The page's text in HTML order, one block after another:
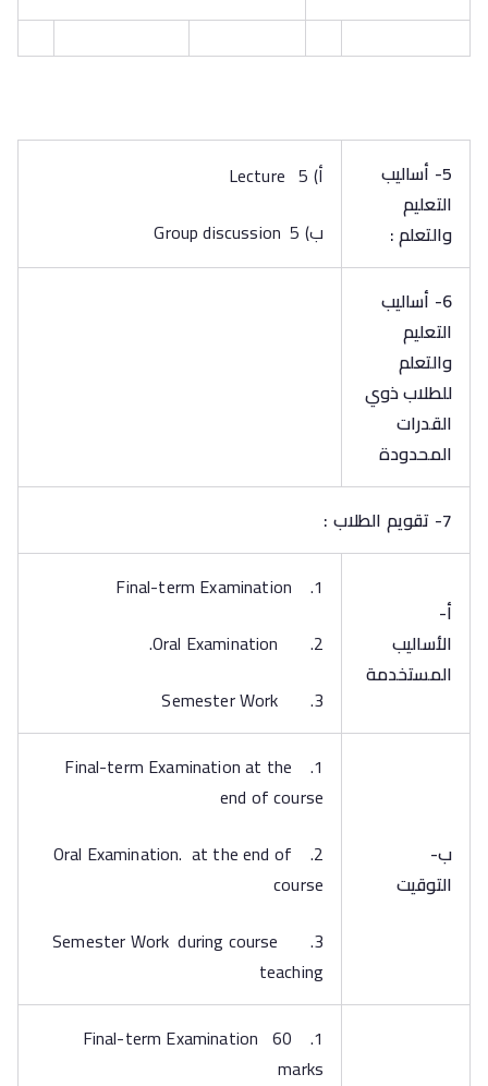
5- أساليب
التعليم
والتعلم :
‌أ) 5 Lecture
‌ب) 5 Group discussion
6- أساليب
التعليم
والتعلم
للطلاب ذوي
القدرات
المحدودة
7- تقويم الطلاب :
أ‌-
الأساليب
المستخدمة
1. Final-term Examination
2. Oral Examination.
3. Semester Work
ب‌-
التوقيت
1. Final-term Examination at the
end of course
2. Oral Examination. at the end of
course
3. Semester Work during course
teaching
1. Final-term Examination 60
marks